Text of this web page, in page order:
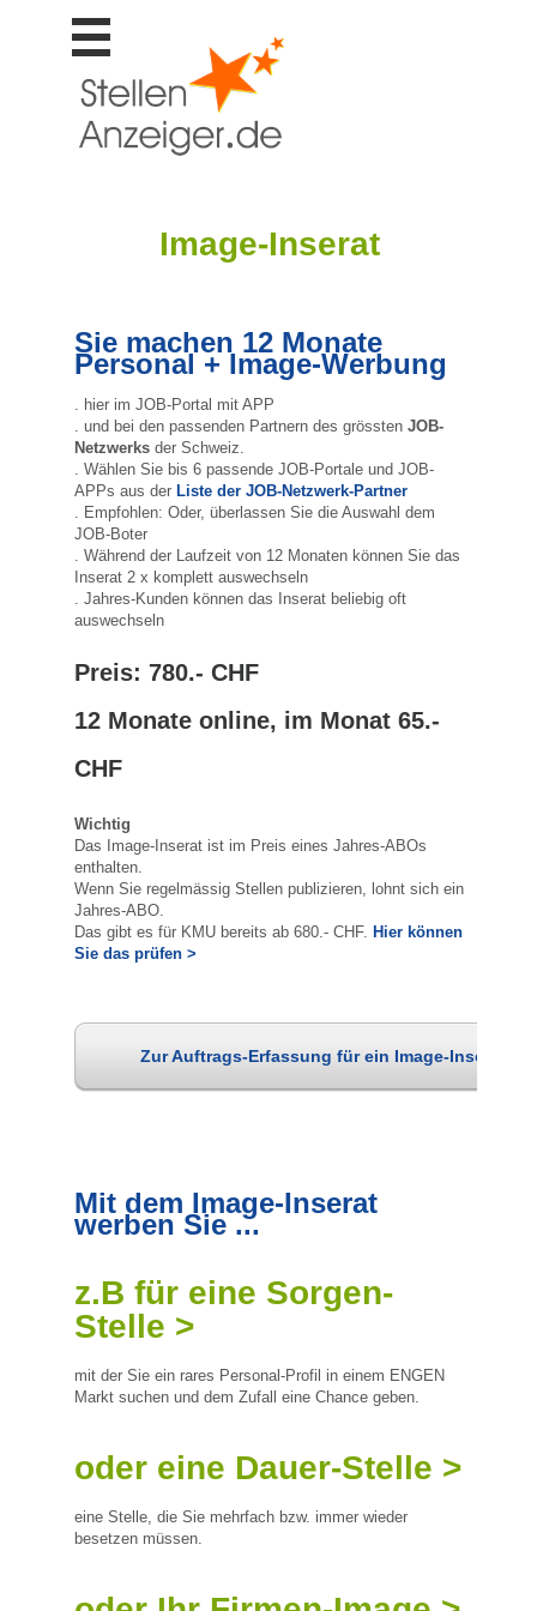
inserieren
Lehrstellen
Lehrstellen
inserieren
Image-Inserat
Sie machen 12 Monate
Personal + Image-Werbung
. hier im JOB-Portal mit APP
. und bei den passenden Partnern des grösstenJOB-
Netzwerks der Schweiz.
. Wählen Sie bis 6 passende JOB-Portale und JOB-
APPs aus der Liste der JOB-Netzwerk-Partner
. Empfohlen: Oder, überlassen Sie die Auswahl dem
JOB-Boter
. Während der Laufzeit von 12 Monaten können Sie das
Inserat 2 x komplett auswechseln
. Jahres-Kunden können das Inserat beliebig oft
auswechseln
Preis: 780.- CHF
12 Monate online, im Monat 65.-
CHF
Wichtig
Das Image-Inserat ist im Preis eines Jahres-ABOs
enthalten.
Wenn Sie regelmässig Stellen publizieren, lohnt sich ein
Jahres-ABO.
Das gibt es für KMU bereits ab 680.- CHF. Hier können
Sie das prüfen >
Zur Auftrags-Erfassung für ein Image-Inserat
Mit dem Image-Inserat
werben Sie ...
z.B für eine Sorgen-
Stelle >
mit der Sie ein rares Personal-Profil in einem ENGEN
Markt suchen und dem Zufall eine Chance geben.
oder eine Dauer-Stelle >
eine Stelle, die Sie mehrfach bzw. immer wieder
besetzen müssen.